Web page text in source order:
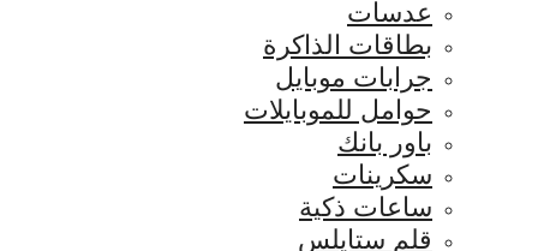
عدسات
بطاقات الذاكرة
جرابات موبايل
حوامل للموبايلات
باور بانك
سكرينات
ساعات ذكية
قلم ستايلس